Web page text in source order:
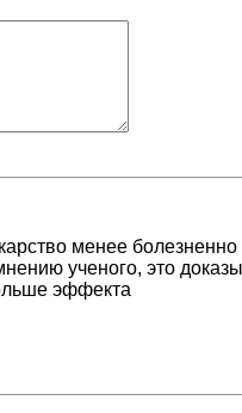
менее
ученого, это
эффекта